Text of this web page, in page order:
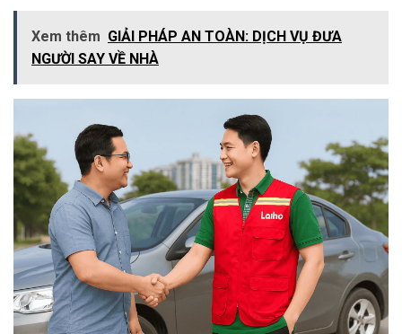
Xem thêm GIẢI PHÁP AN TOÀN: DỊCH VỤ ĐƯA
NGƯỜI SAY VỀ NHÀ